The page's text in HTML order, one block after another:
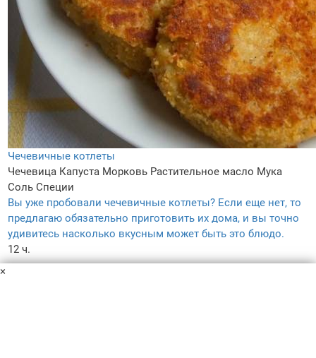
Чечевичные котлеты
Чечевица Капуста Морковь Растительное масло Мука
Соль Специи
Вы уже пробовали чечевичные котлеты? Если еще нет, то
предлагаю обязательно приготовить их дома, и вы точно
удивитесь насколько вкусным может быть это блюдо.
12 ч.
–
×